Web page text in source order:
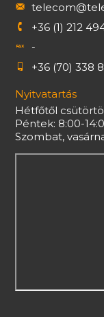
+36 (1) 212
-
+36 (70) 338
Nyitvatartás
Hétfőtől
Péntek: 8:00-
Szombat,